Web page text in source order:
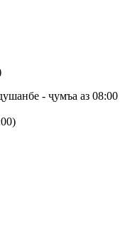
- ҷумъа аз 08:00